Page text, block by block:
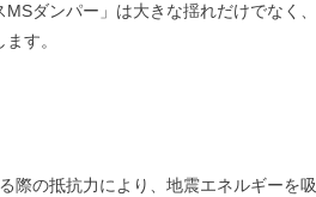
ダンパー」は大きな揺れだけでなく、
す。
際の抵抗力により、地震エネルギーを吸